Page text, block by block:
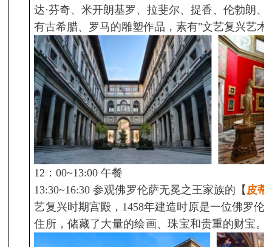
达·芬奇、米开朗基罗、拉斐尔、提香、伦勃朗
有古希腊、罗马的雕塑作品，素有"文艺复兴艺术
12 ：00~13:00午餐
13:30~16:30参观佛罗伦萨无冕之王家族的 【 皮蒂
艺复兴时期宫殿， 1458年建造时原是一位佛罗伦
住所，储藏了大量的绘画、珠宝和贵重的财宝。